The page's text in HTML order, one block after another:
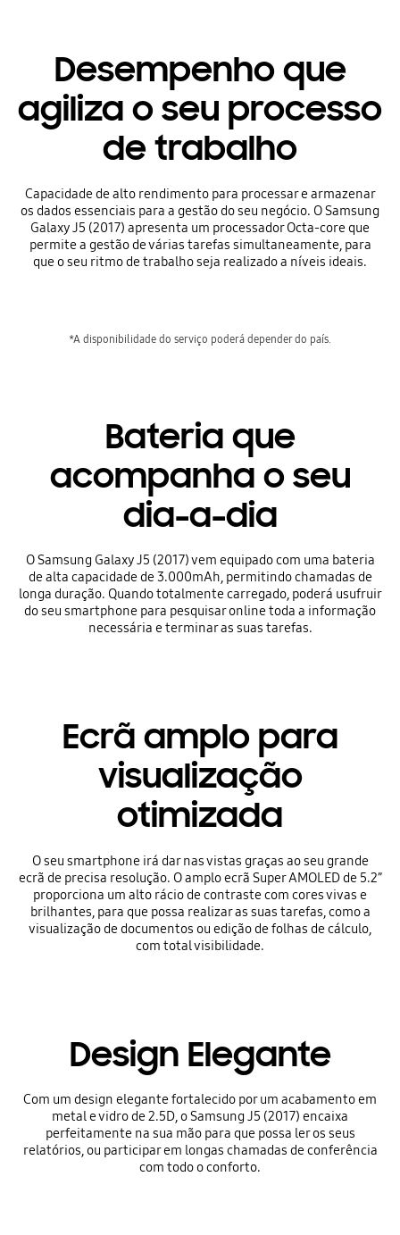
Desempenho que
agiliza o seu processo
de trabalho
Capacidade de alto rendimento para processar e armazenar
os dados essenciais para a gestão do seu negócio. O Samsung
Galaxy J5 (2017) apresenta um processador Octa-core que
permite a gestão de várias tarefas simultaneamente, para
que o seu ritmo de trabalho seja realizado a níveis ideais.
*A disponibilidade do serviço poderá depender do país.
Bateria que
acompanha o seu
dia-a-dia
O Samsung Galaxy J5 (2017) vem equipado com uma bateria
de alta capacidade de 3.000mAh, permitindo chamadas de
longa duração. Quando totalmente carregado, poderá usufruir
do seu smartphone para pesquisar online toda a informação
necessária e terminar as suas tarefas.
Ecrã amplo para
visualização
otimizada
O seu smartphone irá dar nas vistas graças ao seu grande
ecrã de precisa resolução. O amplo ecrã Super AMOLED de 5.2”
proporciona um alto rácio de contraste com cores vivas e
brilhantes, para que possa realizar as suas tarefas, como a
visualização de documentos ou edição de folhas de cálculo,
com total visibilidade.
Design Elegante
Com um design elegante fortalecido por um acabamento em
metal e vidro de 2.5D, o Samsung J5 (2017) encaixa
perfeitamente na sua mão para que possa ler os seus
relatórios, ou participar em longas chamadas de conferência
com todo o conforto.